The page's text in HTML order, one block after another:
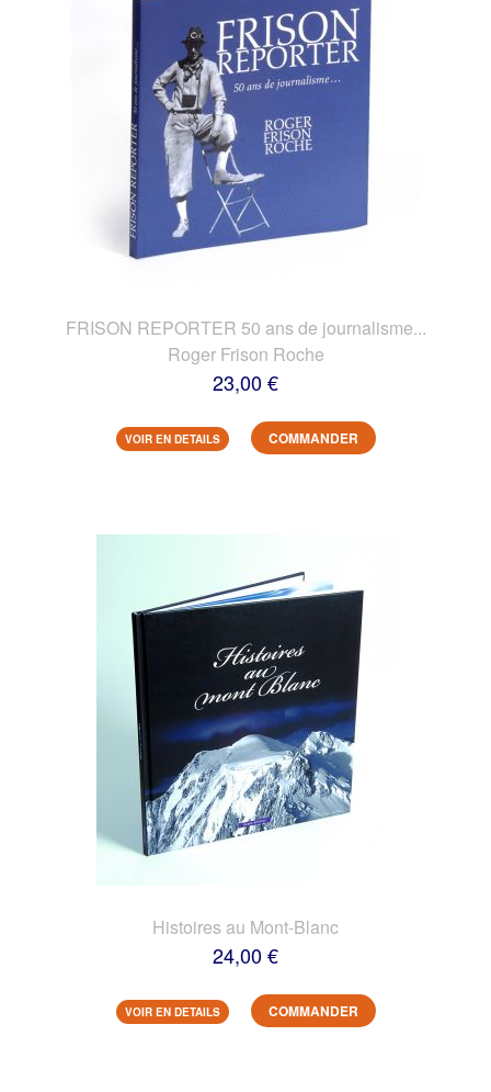
FRISON REPORTER 50 ans de journalisme...
Roger Frison Roche
23,00 €
VOIR EN DETAILS COMMANDER
Histoires au Mont-Blanc
24,00 €
VOIR EN DETAILS COMMANDER